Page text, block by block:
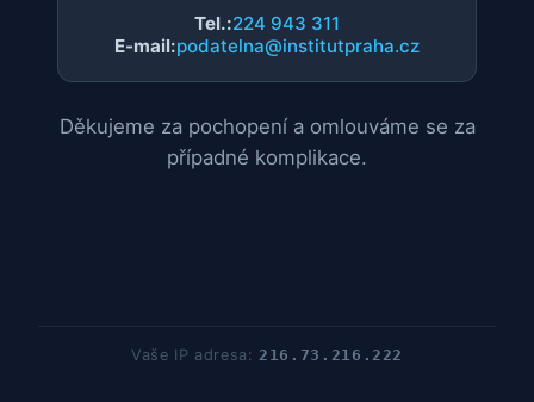
Tel.:224 943 311
E-mail:podatelna@institutpraha.cz
Děkujeme za pochopení a omlouváme se za
případné komplikace.
Vaše IP adresa:216.73.216.222